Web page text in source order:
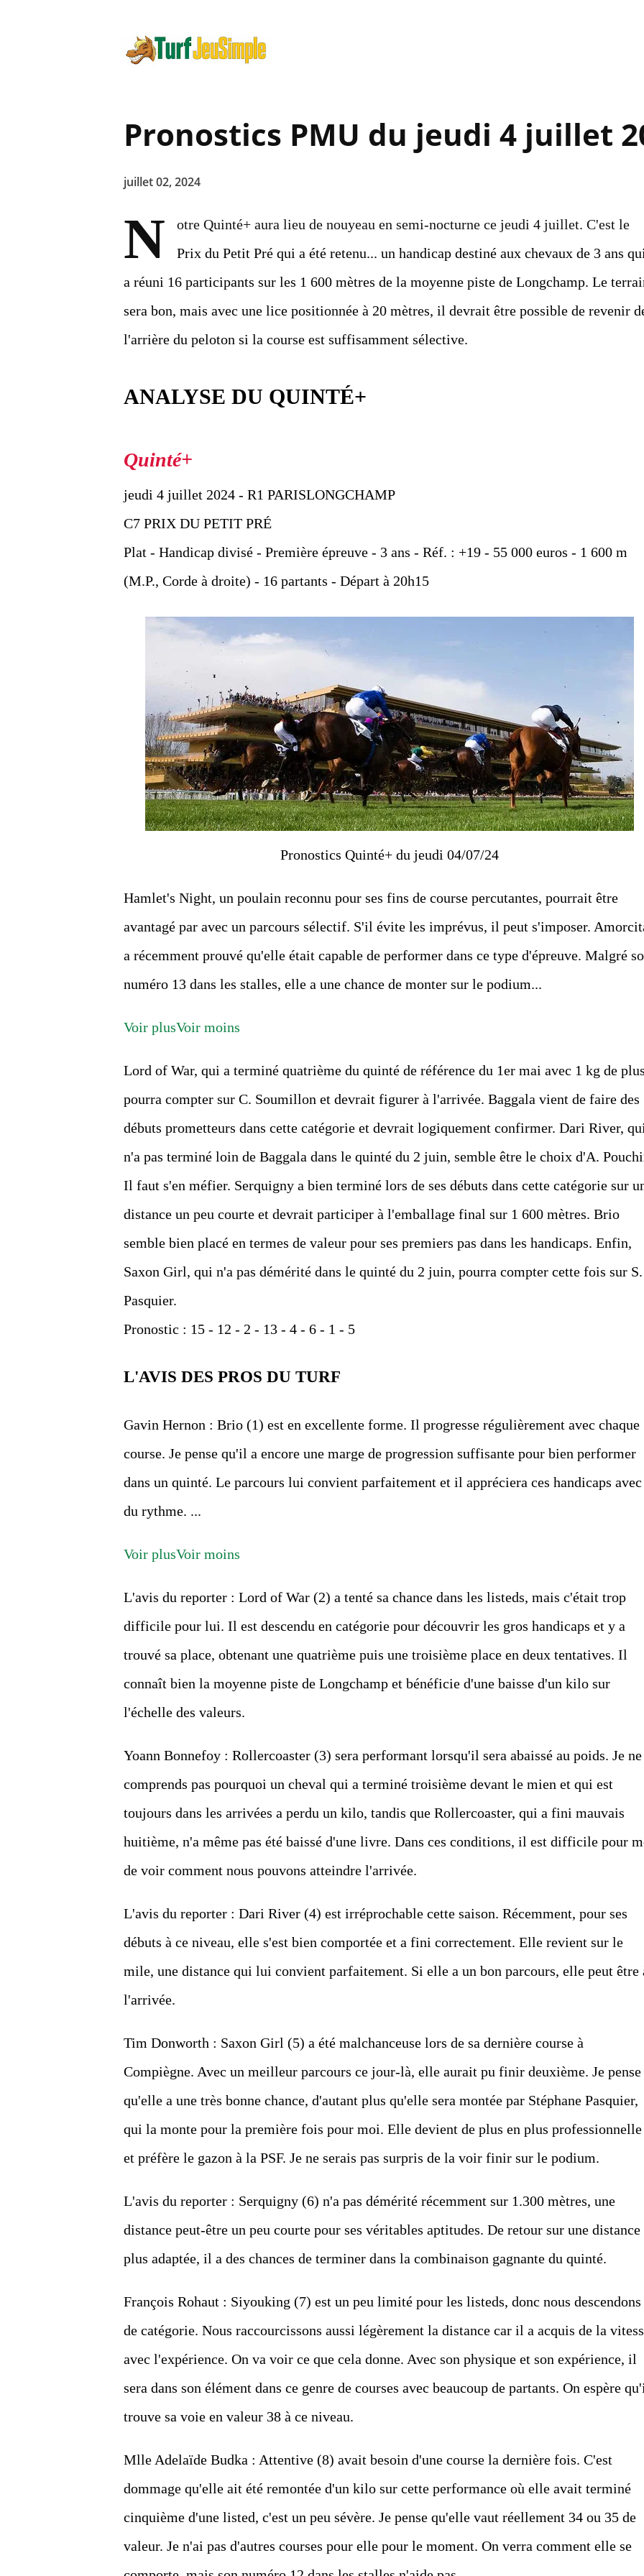
Pronostics PMU du jeudi 4 juillet
juillet 02, 2024
N
otre Quinté+ aura lieu de nouyeau en semi-nocturne ce jeudi 4 juillet. C'est le
Prix du Petit Pré qui a été retenu... un handicap destiné aux chevaux de 3 ans
a réuni 16 participants sur les 1 600 mètres de la moyenne piste de Longchamp. Le
sera bon, mais avec une lice positionnée à 20 mètres, il devrait être possible de revenir
l'arrière du peloton si la course est suffisamment sélective.
ANALYSE DU QUINTÉ+
jeudi 4 juillet 2024 - R1 PARISLONGCHAMP
C7 PRIX DU PETIT PRÉ
Plat - Handicap divisé - Première épreuve - 3 ans - Réf. : +19 - 55 000 euros - 1 600 m
(M.P., Corde à droite) - 16 partants - Départ à 20h15
Pronostics Quinté+ du jeudi 04/07/24
Hamlet's Night, un poulain reconnu pour ses fins de course percutantes, pourrait être
avantagé par avec un parcours sélectif. S'il évite les imprévus, il peut s'imposer.
a récemment prouvé qu'elle était capable de performer dans ce type d'épreuve. Malgré
numéro 13 dans les stalles, elle a une chance de monter sur le podium...
Voir plusVoir moins
Lord of War, qui a terminé quatrième du quinté de référence du 1er mai avec 1 kg de
pourra compter sur C. Soumillon et devrait figurer à l'arrivée. Baggala vient de faire des
débuts prometteurs dans cette catégorie et devrait logiquement confirmer. Dari River,
n'a pas terminé loin de Baggala dans le quinté du 2 juin, semble être le choix d'A.
Il faut s'en méfier. Serquigny a bien terminé lors de ses débuts dans cette catégorie sur
distance un peu courte et devrait participer à l'emballage final sur 1 600 mètres. Brio
semble bien placé en termes de valeur pour ses premiers pas dans les handicaps. Enfin,
Saxon Girl, qui n'a pas démérité dans le quinté du 2 juin, pourra compter cette fois sur S.
Pasquier.
Pronostic : 15 - 12 - 2 - 13 - 4 - 6 - 1 - 5
L'AVIS DES PROS DU TURF
Gavin Hernon : Brio (1) est en excellente forme. Il progresse régulièrement avec chaque
course. Je pense qu'il a encore une marge de progression suffisante pour bien performer
dans un quinté. Le parcours lui convient parfaitement et il appréciera ces handicaps avec
du rythme. ...
Voir plusVoir moins
L'avis du reporter : Lord of War (2) a tenté sa chance dans les listeds, mais c'était trop
difficile pour lui. Il est descendu en catégorie pour découvrir les gros handicaps et y a
trouvé sa place, obtenant une quatrième puis une troisième place en deux tentatives. Il
connaît bien la moyenne piste de Longchamp et bénéficie d'une baisse d'un kilo sur
l'échelle des valeurs.
Yoann Bonnefoy : Rollercoaster (3) sera performant lorsqu'il sera abaissé au poids. Je ne
comprends pas pourquoi un cheval qui a terminé troisième devant le mien et qui est
toujours dans les arrivées a perdu un kilo, tandis que Rollercoaster, qui a fini mauvais
huitième, n'a même pas été baissé d'une livre. Dans ces conditions, il est difficile pour
de voir comment nous pouvons atteindre l'arrivée.
L'avis du reporter : Dari River (4) est irréprochable cette saison. Récemment, pour ses
débuts à ce niveau, elle s'est bien comportée et a fini correctement. Elle revient sur le
mile, une distance qui lui convient parfaitement. Si elle a un bon parcours, elle peut être
l'arrivée.
Tim Donworth : Saxon Girl (5) a été malchanceuse lors de sa dernière course à
Compiègne. Avec un meilleur parcours ce jour-là, elle aurait pu finir deuxième. Je pense
qu'elle a une très bonne chance, d'autant plus qu'elle sera montée par Stéphane Pasquier,
qui la monte pour la première fois pour moi. Elle devient de plus en plus professionnelle
et préfère le gazon à la PSF. Je ne serais pas surpris de la voir finir sur le podium.
L'avis du reporter : Serquigny (6) n'a pas démérité récemment sur 1.300 mètres, une
distance peut-être un peu courte pour ses véritables aptitudes. De retour sur une distance
plus adaptée, il a des chances de terminer dans la combinaison gagnante du quinté.
François Rohaut : Siyouking (7) est un peu limité pour les listeds, donc nous descendons
de catégorie. Nous raccourcissons aussi légèrement la distance car il a acquis de la
avec l'expérience. On va voir ce que cela donne. Avec son physique et son expérience, il
sera dans son élément dans ce genre de courses avec beaucoup de partants. On espère
trouve sa voie en valeur 38 à ce niveau.
Mlle Adelaïde Budka : Attentive (8) avait besoin d'une course la dernière fois. C'est
dommage qu'elle ait été remontée d'un kilo sur cette performance où elle avait terminé
cinquième d'une listed, c'est un peu sévère. Je pense qu'elle vaut réellement 34 ou 35 de
valeur. Je n'ai pas d'autres courses pour elle pour le moment. On verra comment elle se